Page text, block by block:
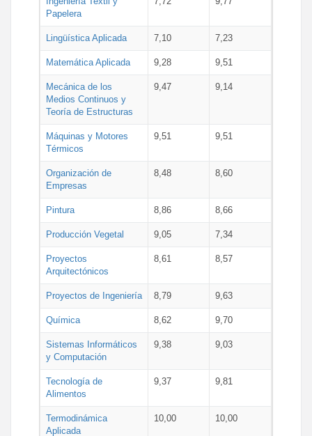
Papelera
Lingüística Aplicada 7,10 7,23
Matemática Aplicada 9,28 9,51
Mecánica de los
Medios Continuos y
Teoría de Estructuras
9,47 9,14
Máquinas y Motores
Térmicos
9,51 9,51
Organización de
Empresas
8,48 8,60
Pintura 8,86 8,66
Producción Vegetal 9,05 7,34
Proyectos
Arquitectónicos
8,61 8,57
Proyectos de Ingeniería 8,79 9,63
Química 8,62 9,70
Sistemas Informáticos
y Computación
9,38 9,03
Tecnología de
Alimentos
9,37 9,81
Termodinámica
Aplicada
10,00 10,00